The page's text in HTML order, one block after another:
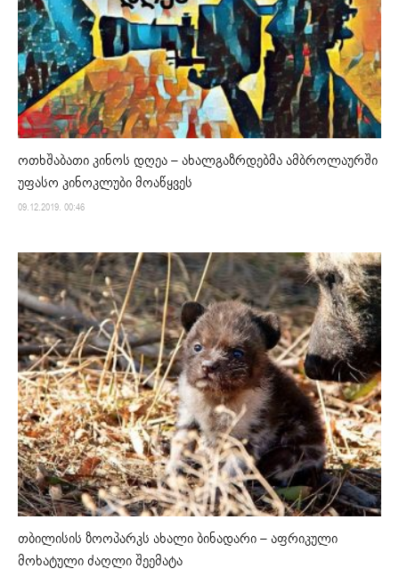
ოთხშაბათი კინოს დღეა – ახალგაზრდებმა ამბროლაურში
უფასო კინოკლუბი მოაწყვეს
09.12.2019. 00:46
თბილისის ზოოპარკს ახალი ბინადარი – აფრიკული
მოხატული ძაღლი შეემატა